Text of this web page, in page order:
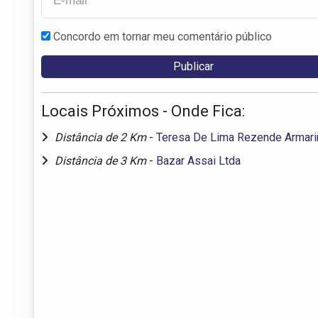
Concordo em tornar meu comentário público
Locais Próximos - Onde Fica:
Distância de 2 Km - Teresa De Lima Rezende
Distância de 3 Km - Bazar Assai Ltda